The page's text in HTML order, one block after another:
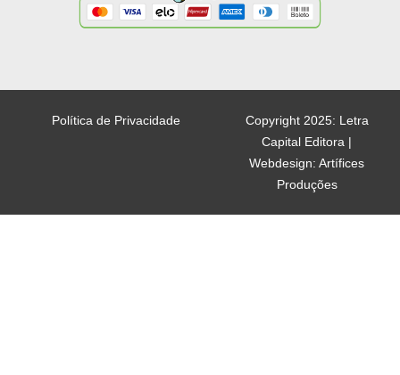
Copyright 2025: Letra
Capital Editora |
Webdesign: Artífices
Produções
Política de Privacidade